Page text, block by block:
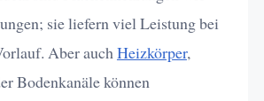
sie liefern viel Leistung bei
Aber auch Heizkörper,
Bodenkanäle können